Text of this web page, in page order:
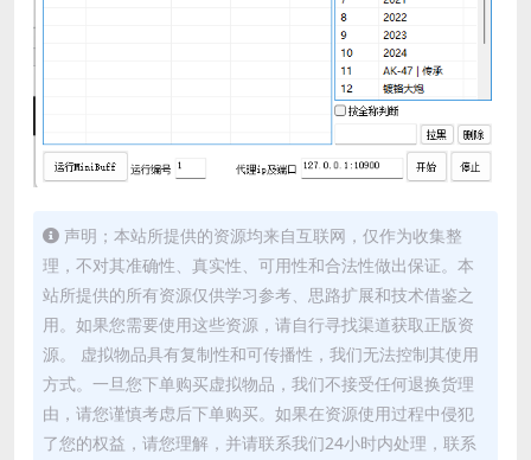
声明；本站所提供的资源均来自互联网，仅作为收集整
理，不对其准确性、真实性、可用性和合法性做出保证。本
站所提供的所有资源仅供学习参考、思路扩展和技术借鉴之
用。如果您需要使用这些资源，请自行寻找渠道获取正版资
源。 虚拟物品具有复制性和可传播性，我们无法控制其使用
方式。一旦您下单购买虚拟物品，我们不接受任何退换货理
由，请您谨慎考虑后下单购买。如果在资源使用过程中侵犯
了您的权益，请您理解，并请联系我们24小时内处理，联系